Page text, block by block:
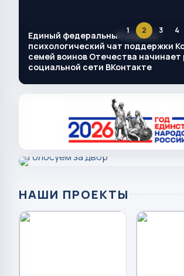
Единый федеральный медико-
психологический чат поддержки
семей воинов Отечества начинает
социальной сети ВКонтакте
1 2 3 4
НАШИ ПРОЕКТЫ